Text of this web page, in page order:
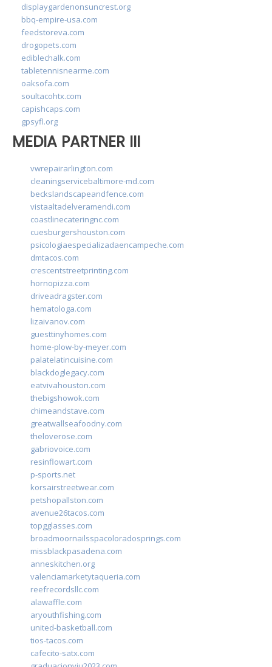
displaygardenonsuncrest.org
bbq-empire-usa.com
feedstoreva.com
drogopets.com
ediblechalk.com
tabletennisnearme.com
oaksofa.com
soultacohtx.com
capishcaps.com
gpsyfl.org
MEDIA PARTNER III
vwrepairarlington.com
cleaningservicebaltimore-md.com
beckslandscapeandfence.com
vistaaltadelveramendi.com
coastlinecateringnc.com
cuesburgershouston.com
psicologiaespecializadaencampeche.com
dmtacos.com
crescentstreetprinting.com
hornopizza.com
driveadragster.com
hematologa.com
lizaivanov.com
guesttinyhomes.com
home-plow-by-meyer.com
palatelatincuisine.com
blackdoglegacy.com
eatvivahouston.com
thebigshowok.com
chimeandstave.com
greatwallseafoodny.com
theloverose.com
gabriovoice.com
resinflowart.com
p-sports.net
korsairstreetwear.com
petshopallston.com
avenue26tacos.com
topgglasses.com
broadmoornailsspacoloradosprings.com
missblackpasadena.com
anneskitchen.org
valenciamarketytaqueria.com
reefrecordsllc.com
alawaffle.com
aryouthfishing.com
united-basketball.com
tios-tacos.com
cafecito-satx.com